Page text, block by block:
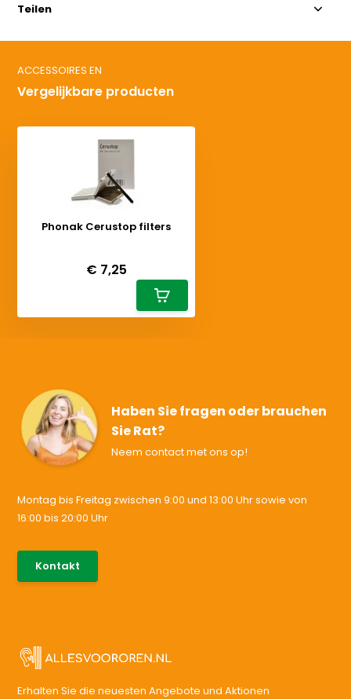
Teilen
ACCESSOIRES EN
Vergelijkbare producten
Phonak Cerustop filters
€ 7,25
Haben Sie fragen oder brauchen
Sie Rat?
Neem contact met ons op!
Montag bis Freitag zwischen 9:00 und 13:00 Uhr sowie von
16:00 bis 20:00 Uhr
Kontakt
Erhalten Sie die neuesten Angebote und Aktionen